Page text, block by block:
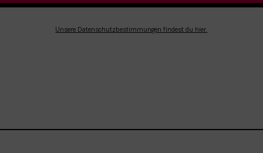
Unsere Datenschutzbestimmungen findest du hier.